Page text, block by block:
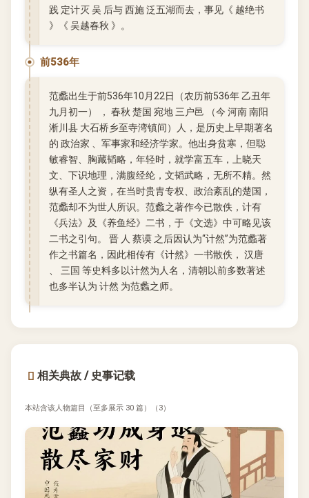
践 定计灭 吴 后与 西施 泛五湖而去，事见《 越绝书
》《 吴越春秋 》。
前536年
范蠡出生于前536年10月22日（农历前536年 乙丑年
九月初一） ， 春秋 楚国 宛地 三户邑 （今 河南 南阳
淅川县 大石桥乡至寺湾镇间）人，是历史上早期著名
的 政治家 、军事家和经济学家。他出身贫寒，但聪
敏睿智、胸藏韬略，年轻时，就学富五车，上晓天
文、下识地理，满腹经纶，文韬武略，无所不精。然
纵有圣人之资，在当时贵胄专权、政治紊乱的楚国，
范蠡却不为世人所识。范蠡之著作今已散佚，计有
《兵法》及《养鱼经》二书，于《文选》中可略见该
二书之引句。 晋 人 蔡谟 之后因认为“计然”为范蠡著
作之书篇名，因此相传有《计然》一书散佚， 汉唐
、 三国 等史料多以计然为人名，清朝以前多数著述
也多半认为 计然 为范蠡之师。
相关典故 / 史事记载
本站含该人物篇目（至多展示 30 篇）（3）